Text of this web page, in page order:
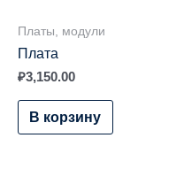
Платы, модули
Плата
₽3,150.00
В корзину